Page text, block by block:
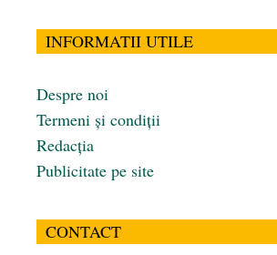
INFORMATII UTILE
Despre noi
Termeni și condiții
Redacția
Publicitate pe site
CONTACT